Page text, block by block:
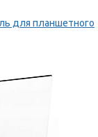
для планшетного